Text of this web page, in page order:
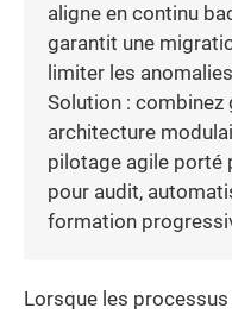
aligne en continu
garantit une
limiter les
Solution : combinez
architecture
pilotage agile porté
pour audit,
formation
Lorsque les